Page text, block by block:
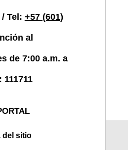
/ Tel: +57 (601)
al
de 7:00 a.m. a
del sitio